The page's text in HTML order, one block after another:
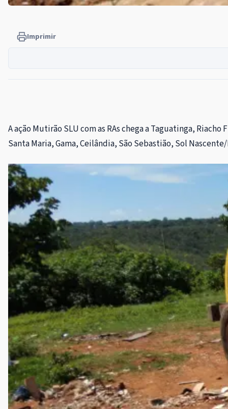
Imprimir
A ação Mutirão SLU com as RAs chega a Taguatinga,
Santa Maria, Gama, Ceilândia, São Sebastião, Sol